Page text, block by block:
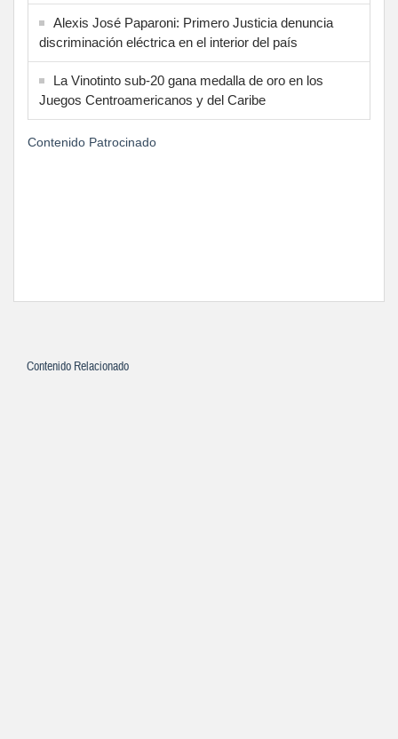
Alexis José Paparoni: Primero Justicia denuncia
discriminación eléctrica en el interior del país
La Vinotinto sub-20 gana medalla de oro en los
Juegos Centroamericanos y del Caribe
Contenido Patrocinado
Contenido Relacionado